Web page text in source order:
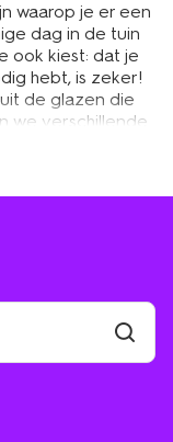
waarop je er een
dag in de tuin
ook kiest: dat je
hebt, is zeker!
de glazen die
we verschillende
een strak model
En kies je
Je kunt ze
bang te
van
eens erg
uit je